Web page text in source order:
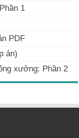
1
PDF
án)
xưởng: Phần 2